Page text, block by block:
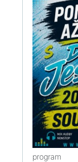
program